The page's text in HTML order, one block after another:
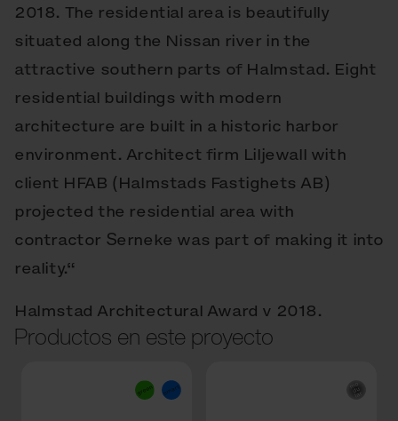
2018. The residential area is beautifully
situated along the Nissan river in the
attractive southern parts of Halmstad. Eight
residential buildings with modern
architecture are built in a historic harbor
environment. Architect firm Liljewall with
client HFAB (Halmstads Fastighets AB)
projected the residential area with
contractor Serneke was part of making it into
reality.“
Halmstad Architectural Award v 2018.
Productos en este proyecto